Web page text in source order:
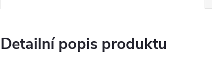
Detailní popis produktu